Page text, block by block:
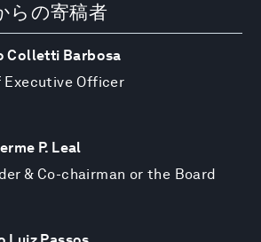
らの寄稿者
Colletti Barbosa
Executive Officer
P. Leal
& Co-chairman or the Board